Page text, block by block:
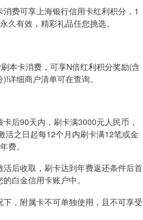
费可享上海银行信用卡红利积分，1
久有效，精彩礼品任您挑选。
本卡消费，可享N倍红利积分奖励(含
详细商户清单可在查询。
卡后90天内，刷卡满3000元人民币，
活之日起每12个月内刷卡满12笔或金
费。
后收取，刷卡达到年费返还条件后首
白金信用卡账户中。
，附属卡不可单独使用，且不可享受